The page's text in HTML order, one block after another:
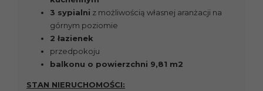
3 sypialni z możliwością własnej aranżacji na
górnym poziomie
2 łazienek
przedpokoju
balkonu o powierzchni 9,81 m2
STAN NIERUCHOMOŚCI: